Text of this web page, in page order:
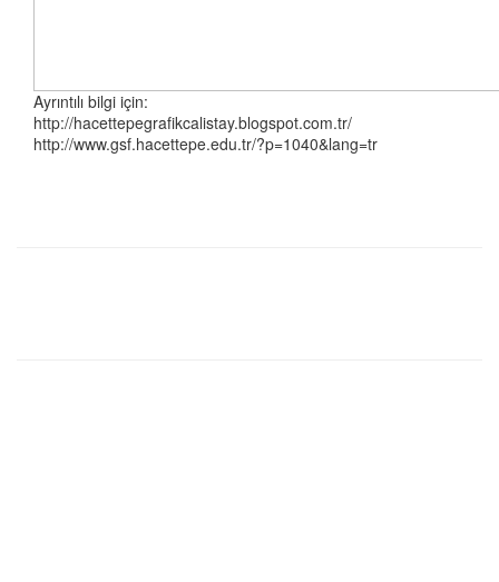
Ayrıntılı bilgi için:
http://hacettepegrafikcalistay.blogspot.com.tr/
http://www.gsf.hacettepe.edu.tr/?p=1040&lang=tr